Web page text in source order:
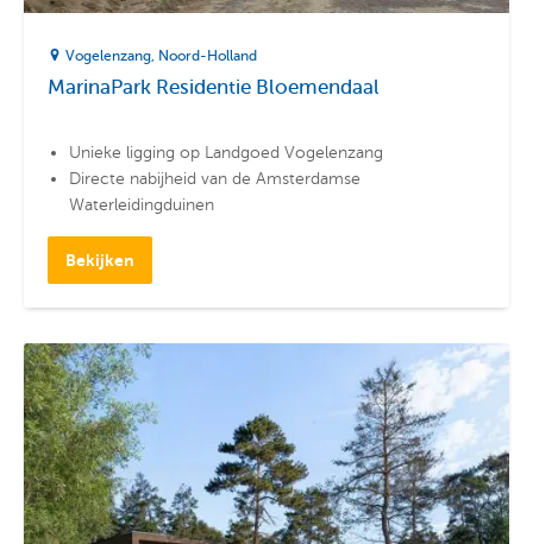
Vogelenzang Noord-Holland
MarinaPark Residentie Bloemendaal
Unieke ligging op Landgoed Vogelenzang
Directe nabijheid van de Amsterdamse
Waterleidingduinen
Bekijken